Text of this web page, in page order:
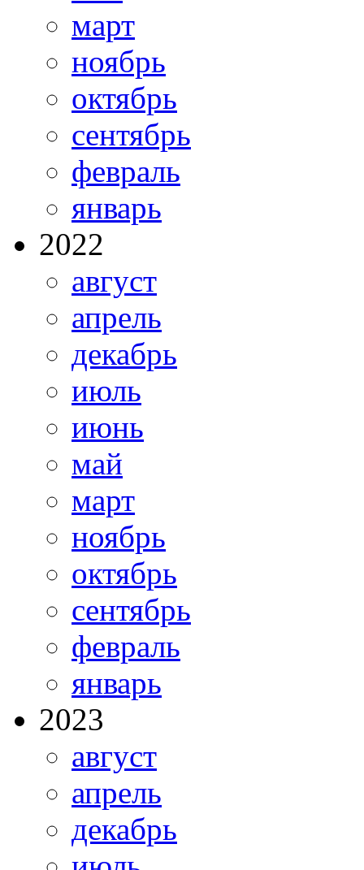
март
ноябрь
октябрь
сентябрь
февраль
январь
2022
август
апрель
декабрь
июль
июнь
май
март
ноябрь
октябрь
сентябрь
февраль
январь
2023
август
апрель
декабрь